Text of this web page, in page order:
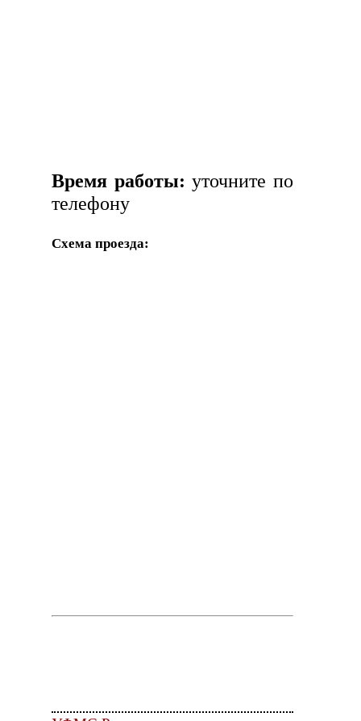
Время работы: уточните по
телефону
Схема проезда: